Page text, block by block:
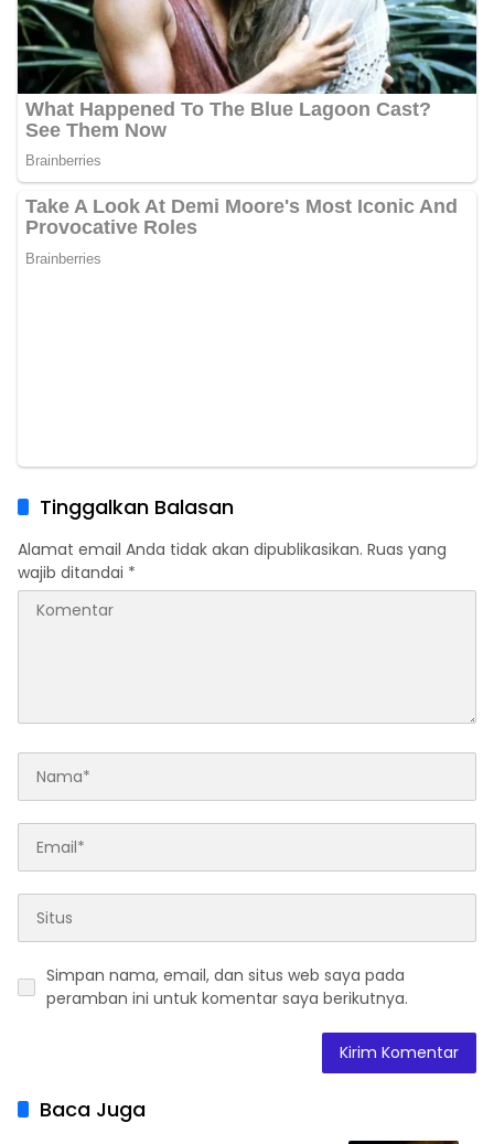
Tinggalkan Balasan
Alamat email Anda tidak akan dipublikasikan. Ruas yang
wajib ditandai *
Simpan nama, email, dan situs web saya pada
peramban ini untuk komentar saya berikutnya.
Baca Juga